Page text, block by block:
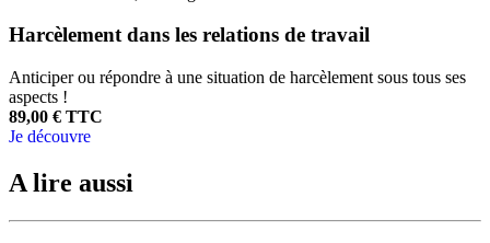
Harcèlement dans les relations de travail
Anticiper ou répondre à une situation de harcèlement sous tous ses
aspects !
89,00 € TTC
Je découvre
A lire aussi